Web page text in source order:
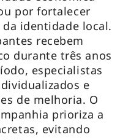
por fortalecer
identidade local.
recebem
durante três anos
especialistas
e
de melhoria. O
prioriza a
evitando